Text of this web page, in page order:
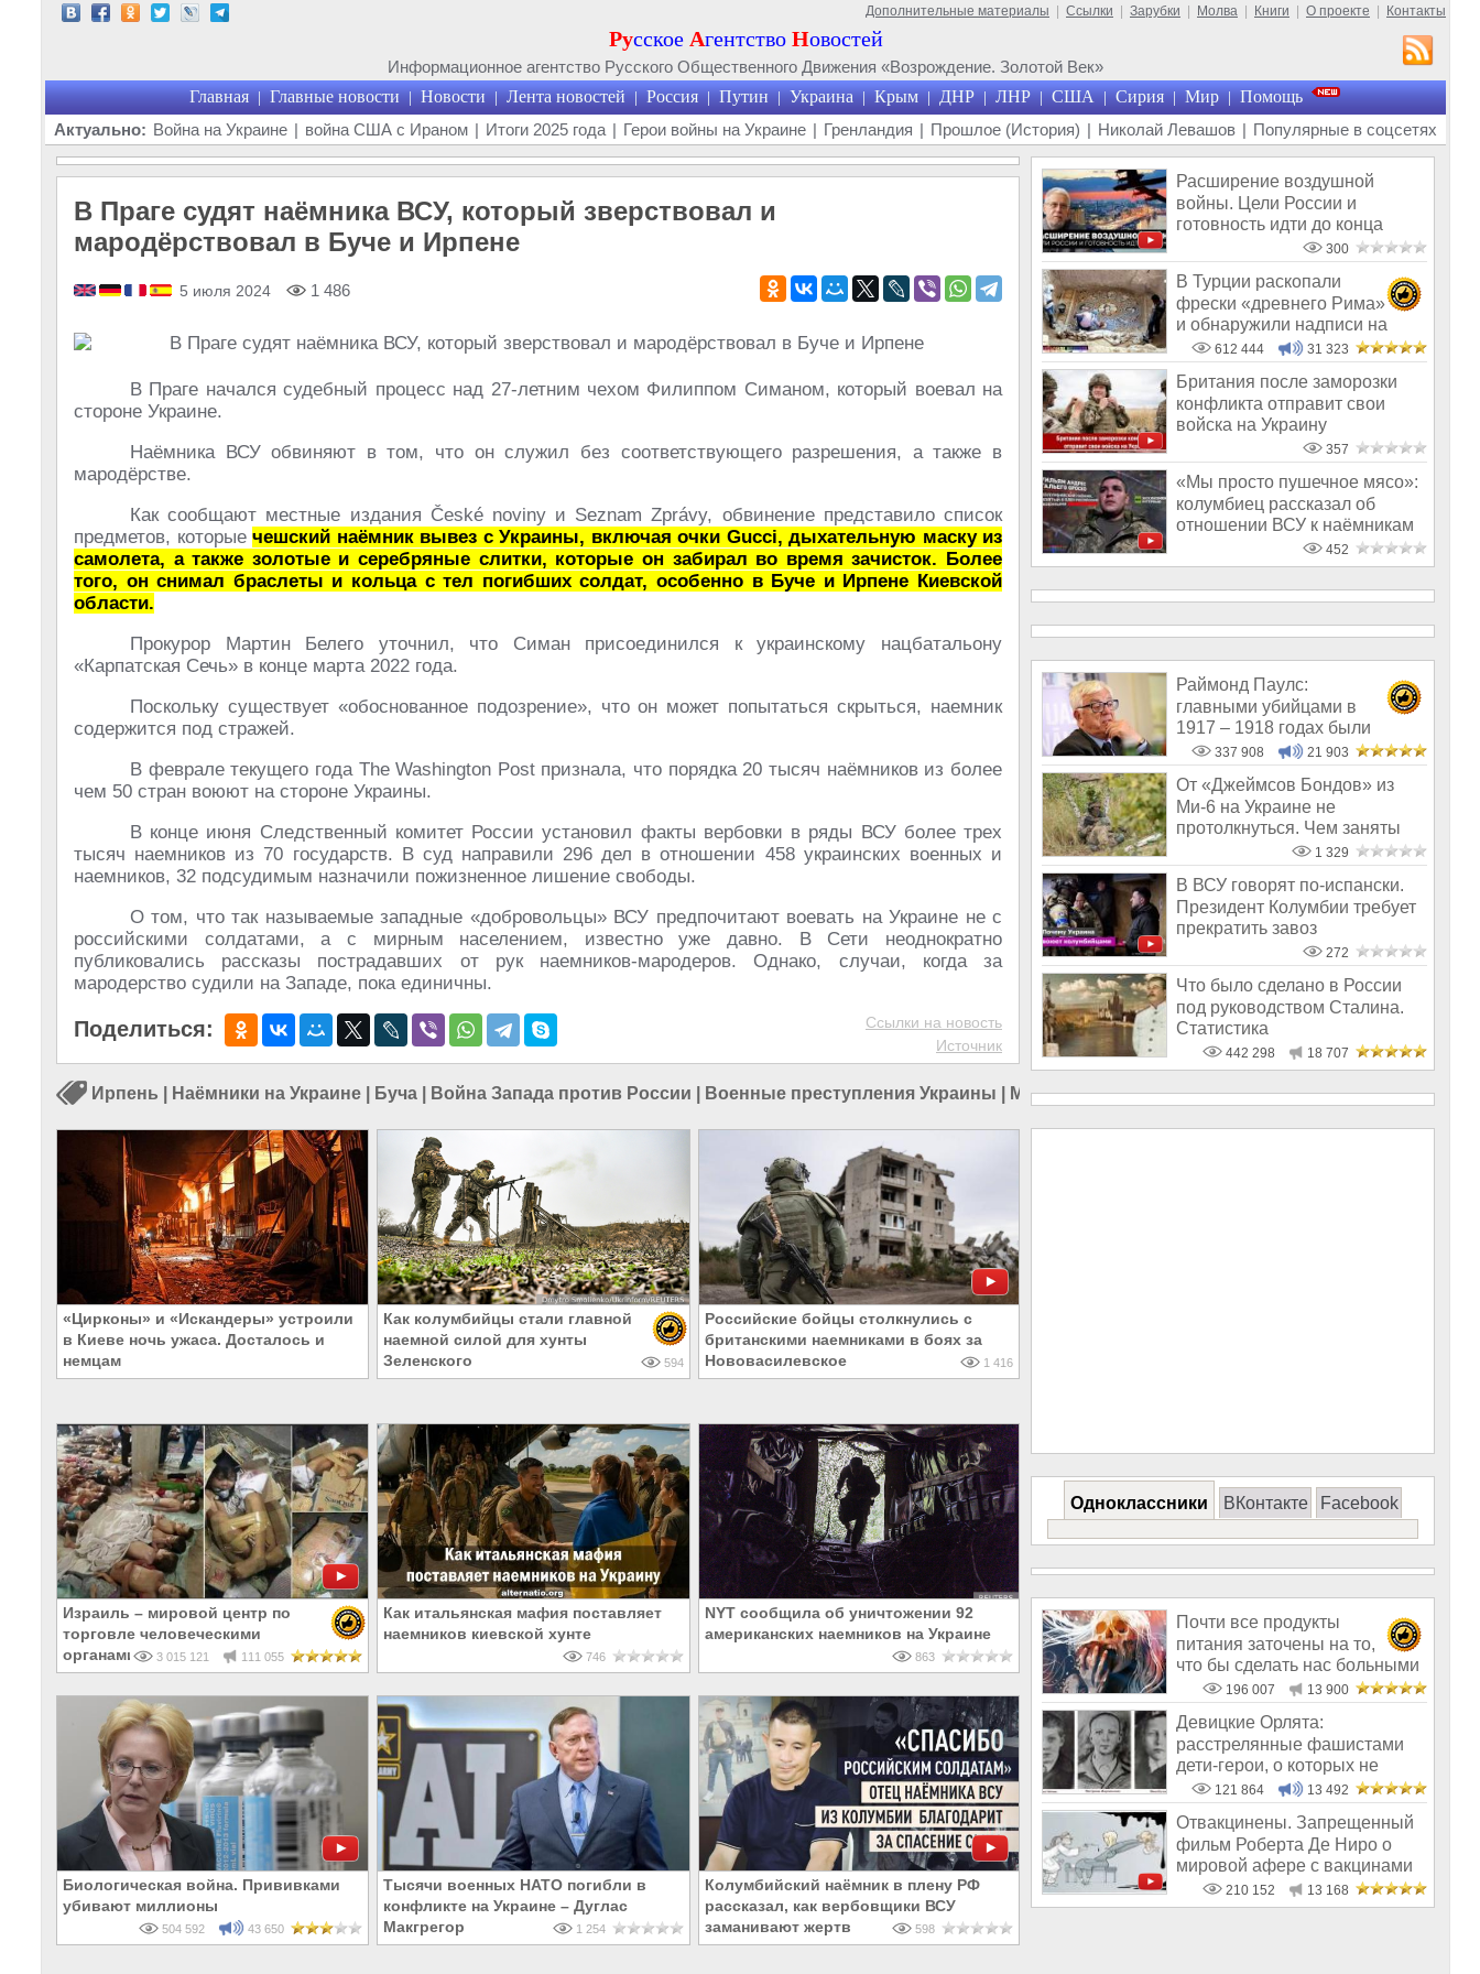
Дополнительные материалы Ссылки Зарубки Молва Книги О проекте Контакты
Русское Агентство Новостей
Информационное агентство Русского Общественного Движения «Возрождение. Золотой Век»
Главная | Главные новости | Новости | Лента новостей | Россия | Путин | Украина | Крым | ДНР | ЛНР | США | Сирия | Мир | Помощь
Актуально: Война на Украине | война США с Ираном | Итоги 2025 года | Герои войны на Украине | Гренландия | Прошлое (История) | Николай Левашов | Популярные в соцсетях
В Праге судят наёмника ВСУ, который зверствовал и
мародёрствовал в Буче и Ирпене
5 июля 2024 1 486
В Праге начался судебный процесс над 27-летним чехом Филиппом Симаном, который воевал на
стороне Украине.
Наёмника ВСУ обвиняют в том, что он служил без соответствующего разрешения, а также в
мародёрстве.
Как сообщают местные издания České noviny и Seznam Zprávy, обвинение представило список
предметов, которые чешский наёмник вывез с Украины, включая очки Gucci, дыхательную маску из
самолета, а также золотые и серебряные слитки, которые он забирал во время зачисток. Более
того, он снимал браслеты и кольца с тел погибших солдат, особенно в Буче и Ирпене Киевской
области.
Прокурор Мартин Белего уточнил, что Симан присоединился к украинскому нацбатальону
«Карпатская Сечь» в конце марта 2022 года.
Поскольку существует «обоснованное подозрение», что он может попытаться скрыться, наемник
содержится под стражей.
В феврале текущего года The Washington Post признала, что порядка 20 тысяч наёмников из более
чем 50 стран воюют на стороне Украины.
В конце июня Следственный комитет России установил факты вербовки в ряды ВСУ более трех
тысяч наемников из 70 государств. В суд направили 296 дел в отношении 458 украинских военных и
наемников, 32 подсудимым назначили пожизненное лишение свободы.
О том, что так называемые западные «добровольцы» ВСУ предпочитают воевать на Украине не с
российскими солдатами, а с мирным населением, известно уже давно. В Сети неоднократно
публиковались рассказы пострадавших от рук наемников-мародеров. Однако, случаи, когда за
мародерство судили на Западе, пока единичны.
Поделиться:
Ссылки на новость
Источник
Ирпень Наёмники на Украине Буча Война Запада против России Военные преступления Украины Мародёры
«Цирконы» и «Искандеры» устроили
в Киеве ночь ужаса. Досталось и
немцам
Как колумбийцы стали главной
наемной силой для хунты
Зеленского
594
Российские бойцы столкнулись с
британскими наемниками в боях за
Нововасилевское
1 416
Израиль – мировой центр по
торговле человеческими
органами
3 015 121 111 055
Как итальянская мафия поставляет
наемников киевской хунте
746
NYT сообщила об уничтожении 92
американских наемников на Украине
863
Биологическая война. Прививками
убивают миллионы
504 592 43 650
Тысячи военных НАТО погибли в
конфликте на Украине – Дуглас
Макгрегор
1 254
Колумбийский наёмник в плену РФ
рассказал, как вербовщики ВСУ
заманивают жертв
598
Расширение воздушной
войны. Цели России и
готовность идти до конца
300
В Турции раскопали
фрески «древнего Рима»
и обнаружили надписи на
Русском!
612 444 31 323
Британия после заморозки
конфликта отправит свои
войска на Украину
357
«Мы просто пушечное мясо»:
колумбиец рассказал об
отношении ВСУ к наёмникам
452
Раймонд Паулс:
главными убийцами в
1917 – 1918 годах были
латыши и евреи, а не русс
337 908 21 903
От «Джеймсов Бондов» из
Ми-6 на Украине не
протолкнуться. Чем заняты
британские спе
1 329
В ВСУ говорят по-испански.
Президент Колумбии требует
прекратить завоз
272
Что было сделано в России
под руководством Сталина.
Статистика
442 298 18 707
Одноклассники ВКонтакте Facebook
Почти все продукты
питания заточены на то,
что бы сделать нас больными
и бесплодным
196 007 13 900
Девицкие Орлята:
расстрелянные фашистами
дети-герои, о которых не
рассказывают в шк
121 864 13 492
Отвакцинены. Запрещенный
фильм Роберта Де Ниро о
мировой афере с вакцинами
210 152 13 168